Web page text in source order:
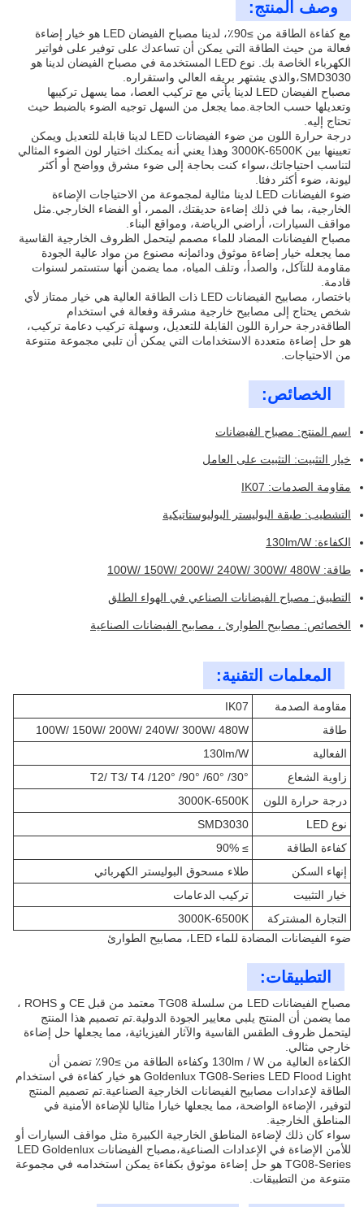
وصف المنتج:
مع كفاءة الطاقة من ≥90٪، لدينا مصباح الفيضان LED هو خيار إضاءة
فعالة من حيث الطاقة التي يمكن أن تساعدك على توفير على فواتير
الكهرباء الخاصة بك. نوع LED المستخدمة في مصباح الفيضان لدينا هو
SMD3030،والذي يشتهر بريقه العالي واستقراره.
مصباح الفيضان LED لدينا يأتي مع تركيب العصا، مما يسهل تركيبها
وتعديلها حسب الحاجة.مما يجعل من السهل توجيه الضوء بالضبط حيث
تحتاج إليه.
درجة حرارة اللون من ضوء الفيضانات LED لدينا قابلة للتعديل ويمكن
تعيينها بين 3000K-6500K وهذا يعني أنه يمكنك اختيار لون الضوء المثالي
لتناسب احتياجاتك،سواء كنت بحاجة إلى ضوء مشرق وواضح أو أكثر
ليونة، ضوء أكثر دفئا.
ضوء الفيضانات LED لدينا مثالية لمجموعة من الاحتياجات الإضاءة
الخارجية، بما في ذلك إضاءة حديقتك، الممر، أو الفضاء الخارجي.مثل
مواقف السيارات، أراضي الرياضة، ومواقع البناء.
مصباح الفيضانات المضاد للماء مصمم ليتحمل الظروف الخارجية القاسية
مما يجعله خيار إضاءة موثوق ودائمإنه مصنوع من مواد عالية الجودة
مقاومة للتآكل، والصدأ، وتلف المياه، مما يضمن أنها ستستمر لسنوات
قادمة.
باختصار، مصابيح الفيضانات LED ذات الطاقة العالية هي خيار ممتاز لأي
شخص يحتاج إلى مصابيح خارجية مشرقة وفعالة في استخدام
الطاقةدرجة حرارة اللون القابلة للتعديل، وسهلة تركيب دعامة تركيب،
هو حل إضاءة متعددة الاستخدامات التي يمكن أن تلبي مجموعة متنوعة
من الاحتياجات.
الخصائص:
اسم المنتج: مصباح الفيضانات
خيار التثبيت: التثبيت على العامل
مقاومة الصدمات: IK07
التشطيب: طبقة البوليستر البوليوستاتيكية
الكفاءة: 130lm/W
طاقة: 100W/ 150W/ 200W/ 240W/ 300W/ 480W
التطبيق: مصباح الفيضانات الصناعي في الهواء الطلق
الخصائص: مصابيح الطوارئ ، مصابيح الفيضانات الصناعية
المعلمات التقنية:
مقاومة الصدمة
IK07
طاقة
100W/ 150W/ 200W/ 240W/ 300W/ 480W
الفعالية
130lm/W
زاوية الشعاع
30°/ 60°/ 90°/ 120°/ T2/ T3/ T4
درجة حرارة اللون
3000K-6500K
نوع LED
SMD3030
كفاءة الطاقة
≥ 90%
إنهاء السكن
طلاء مسحوق البوليستر الكهربائي
خيار التثبيت
تركيب الدعامات
التجارة المشتركة
3000K-6500K
ضوء الفيضانات المضادة للماء LED، مصابيح الطوارئ
التطبيقات:
مصباح الفيضانات LED من سلسلة TG08 معتمد من قبل CE و ROHS ،
مما يضمن أن المنتج يلبي معايير الجودة الدولية.تم تصميم هذا المنتج
ليتحمل ظروف الطقس القاسية والآثار الفيزيائية، مما يجعلها حل إضاءة
خارجي مثالي.
الكفاءة العالية من 130lm / W وكفاءة الطاقة من ≥90٪ تضمن أن
Goldenlux TG08-Series LED Flood Light هو خيار كفاءة في استخدام
الطاقة لإعدادات مصابيح الفيضانات الخارجية الصناعية.تم تصميم المنتج
لتوفير، الإضاءة الواضحة، مما يجعلها خيارا مثاليا للإضاءة الأمنية في
المناطق الخارجية.
سواء كان ذلك لإضاءة المناطق الخارجية الكبيرة مثل مواقف السيارات أو
للأمن الإضاءة في الإعدادات الصناعية،مصباح الفيضانات LED Goldenlux
TG08-Series هو حل إضاءة موثوق بكفاءة يمكن استخدامه في مجموعة
متنوعة من التطبيقات.